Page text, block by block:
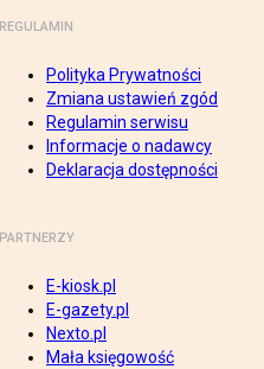
REGULAMIN
Polityka Prywatności
Zmiana ustawień zgód
Regulamin serwisu
Informacje o nadawcy
Deklaracja dostępności
PARTNERZY
E-kiosk.pl
E-gazety.pl
Nexto.pl
Mała księgowość